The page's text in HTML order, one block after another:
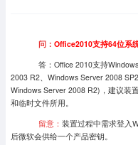
问： Office2010支持64位系
答：Office 2010支持Windows
2003 R2、Windows Server 2008
Windows Server 2008 R2)，建议装
和临时文件所用。
留意： 装置过程中需求登入
后微软会供给一个产品密钥。